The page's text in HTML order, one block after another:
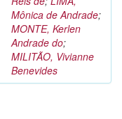
Mônica de Andrade;
MONTE, Kerlen
Andrade do;
MILITÃO, Vivianne
Benevides